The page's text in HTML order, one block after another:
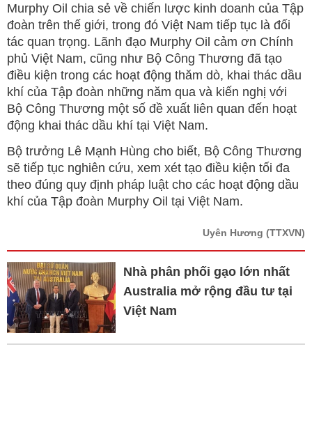
Murphy Oil chia sẻ về chiến lược kinh doanh của Tập
đoàn trên thế giới, trong đó Việt Nam tiếp tục là đối
tác quan trọng. Lãnh đạo Murphy Oil cảm ơn Chính
phủ Việt Nam, cũng như Bộ Công Thương đã tạo
điều kiện trong các hoạt động thăm dò, khai thác dầu
khí của Tập đoàn những năm qua và kiến nghị với
Bộ Công Thương một số đề xuất liên quan đến hoạt
động khai thác dầu khí tại Việt Nam.
Bộ trưởng Lê Mạnh Hùng cho biết, Bộ Công Thương
sẽ tiếp tục nghiên cứu, xem xét tạo điều kiện tối đa
theo đúng quy định pháp luật cho các hoạt động dầu
khí của Tập đoàn Murphy Oil tại Việt Nam.
Uyên Hương (TTXVN)
Nhà phân phối gạo lớn nhất
Australia mở rộng đầu tư tại
Việt Nam